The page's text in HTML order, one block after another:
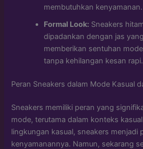
membutuhkan kenyamanan.
Formal Look: Sneakers
dipadankan dengan jas
memberikan sentuhan
tanpa kehilangan kesan rapi.
Peran Sneakers dalam Mode Kasual
Sneakers memiliki peran yang
mode, terutama dalam konteks
lingkungan kasual, sneakers menjadi
kenyamanannya. Namun, sekarang